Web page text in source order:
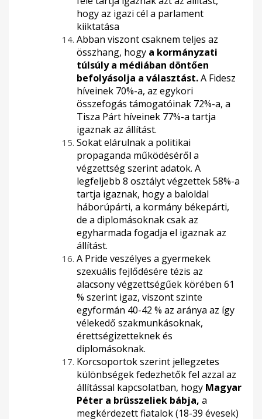
hogy az igazi cél a parlament
kiiktatása
Abban viszont csaknem teljes az
összhang, hogy a kormányzati
túlsúly a médiában döntően
befolyásolja a választást.A Fidesz
híveinek 70%-a, az egykori
összefogás támogatóinak 72%-a, a
Tisza Párt híveinek 77%-a tartja
igaznak az állítást.
Sokat elárulnak a politikai
propaganda működéséről a
végzettség szerint adatok. A
legfeljebb 8 osztályt végzettek 58%-a
tartja igaznak, hogy a baloldal
háborúpárti, a kormány békepárti,
de a diplomásoknak csak az
egyharmada fogadja el igaznak az
állítást.
A Pride veszélyes a gyermekek
szexuális fejlődésére tézis az
alacsony végzettségűek körében 61
% szerint igaz, viszont szinte
egyformán 40-42 % az aránya az így
vélekedő szakmunkásoknak,
érettségizetteknek és
diplomásoknak.
Korcsoportok szerint jellegzetes
különbségek fedezhetők fel azzal az
állítással kapcsolatban, hogy Magyar
Péter a brüsszeliek bábja, a
megkérdezett fiatalok (18-39 évesek)